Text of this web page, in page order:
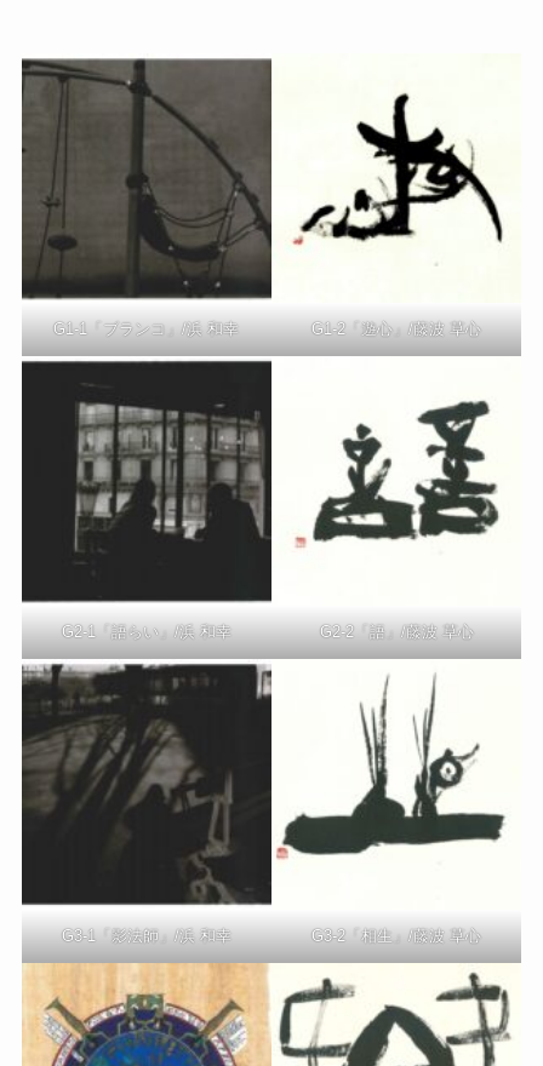
G1-1「ブランコ」/浜 和幸 G1-2「遊心」/藤波 草心
G2-1「語らい」/浜 和幸 G2-2「語」/藤波 草心
G3-1「影法師」/浜 和幸 G3-2「相生」/藤波 草心